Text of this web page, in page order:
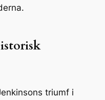
triumf i